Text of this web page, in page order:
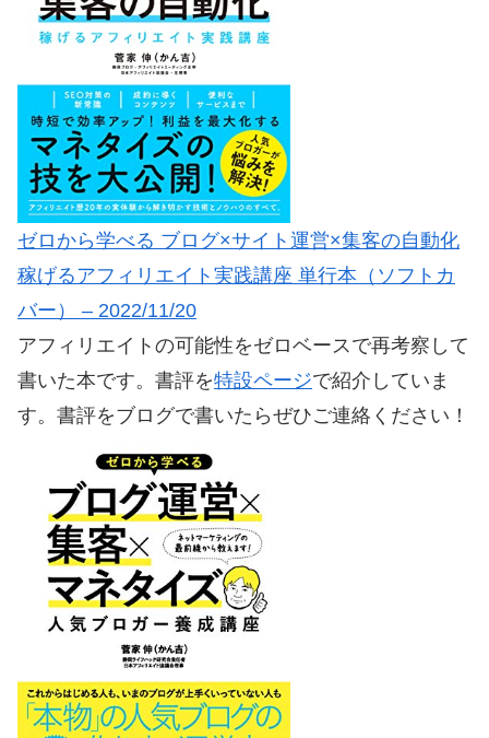
ゼロから学べる ブログ×サイト運営×集客の自動化
稼げるアフィリエイト実践講座 単行本（ソフトカ
バー） – 2022/11/20
アフィリエイトの可能性をゼロベースで再考察して
書いた本です。書評を特設ページで紹介していま
す。書評をブログで書いたらぜひご連絡ください！